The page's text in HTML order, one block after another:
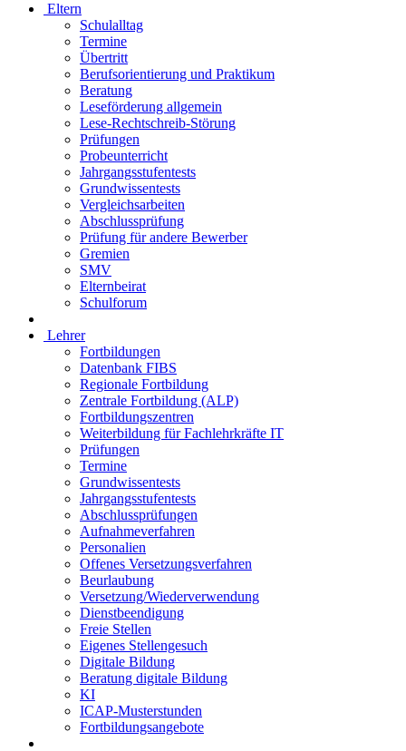
Eltern
Schulalltag
Termine
Übertritt
Berufsorientierung und Praktikum
Beratung
Leseförderung allgemein
Lese-Rechtschreib-Störung
Prüfungen
Probeunterricht
Jahrgangsstufentests
Grundwissentests
Vergleichsarbeiten
Abschlussprüfung
Prüfung für andere Bewerber
Gremien
SMV
Elternbeirat
Schulforum
Lehrer
Fortbildungen
Datenbank FIBS
Regionale Fortbildung
Zentrale Fortbildung (ALP)
Fortbildungszentren
Weiterbildung für Fachlehrkräfte IT
Prüfungen
Termine
Grundwissentests
Jahrgangsstufentests
Abschlussprüfungen
Aufnahmeverfahren
Personalien
Offenes Versetzungsverfahren
Beurlaubung
Versetzung/Wiederverwendung
Dienstbeendigung
Freie Stellen
Eigenes Stellengesuch
Digitale Bildung
Beratung digitale Bildung
KI
ICAP-Musterstunden
Fortbildungsangebote